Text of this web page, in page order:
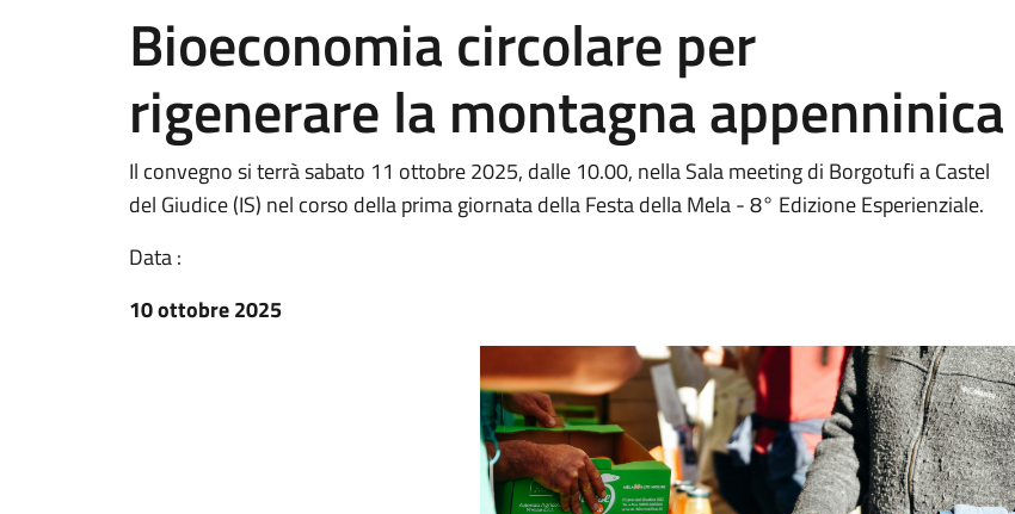
Bioeconomia circolare per
rigenerare la montagna appenninica
Il convegno si terrà sabato 11 ottobre 2025, dalle 10.00, nella Sala meeting di Borgotufi a Castel
del Giudice (IS) nel corso della prima giornata della Festa della Mela - 8° Edizione Esperienziale.
Data :
10 ottobre 2025